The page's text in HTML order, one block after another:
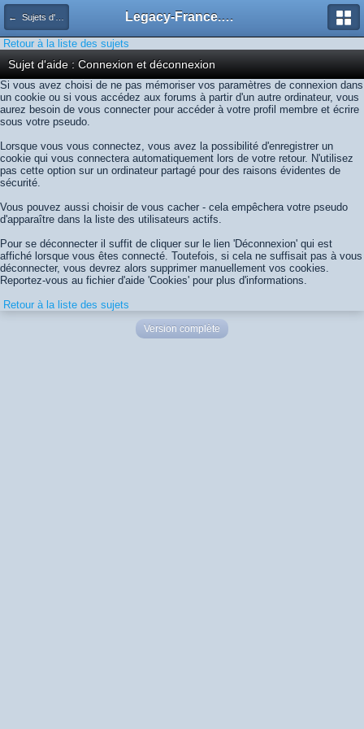
← Sujets d'aide Legacy-France.org - Forum
Retour à la liste des sujets
Sujet d'aide : Connexion et déconnexion
Si vous avez choisi de ne pas mémoriser vos paramètres de connexion dans
un cookie ou si vous accédez aux forums à partir d'un autre ordinateur, vous
aurez besoin de vous connecter pour accéder à votre profil membre et écrire
sous votre pseudo.
Lorsque vous vous connectez, vous avez la possibilité d'enregistrer un
cookie qui vous connectera automatiquement lors de votre retour. N'utilisez
pas cette option sur un ordinateur partagé pour des raisons évidentes de
sécurité.
Vous pouvez aussi choisir de vous cacher - cela empêchera votre pseudo
d'apparaître dans la liste des utilisateurs actifs.
Pour se déconnecter il suffit de cliquer sur le lien 'Déconnexion' qui est
affiché lorsque vous êtes connecté. Toutefois, si cela ne suffisait pas à vous
déconnecter, vous devrez alors supprimer manuellement vos cookies.
Reportez-vous au fichier d'aide 'Cookies' pour plus d'informations.
Retour à la liste des sujets
Version complète